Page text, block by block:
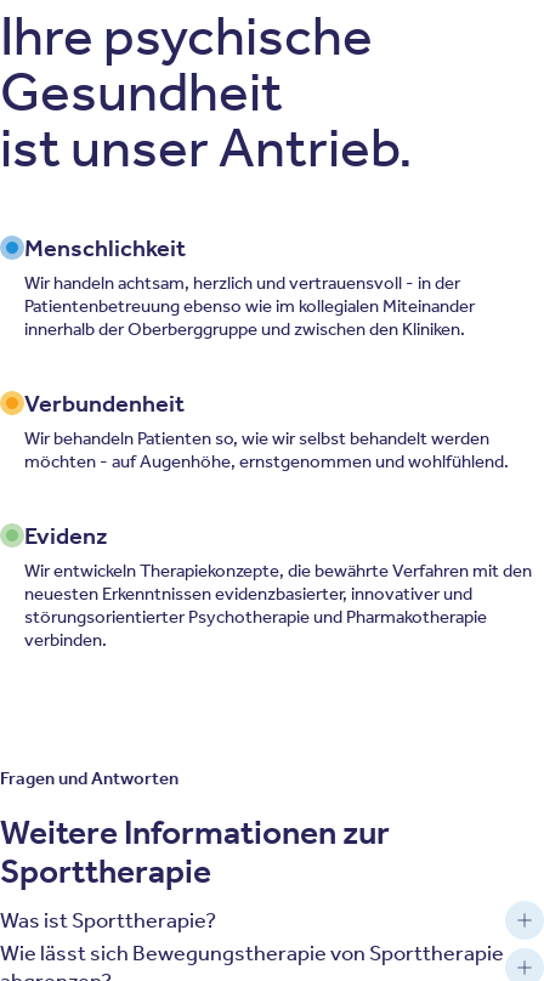
Ihre psychische
Gesundheit
ist unser Antrieb.
Menschlichkeit
Wir handeln achtsam, herzlich und vertrauensvoll - in der
Patientenbetreuung ebenso wie im kollegialen Miteinander
innerhalb der Oberberggruppe und zwischen den Kliniken.
Verbundenheit
Wir behandeln Patienten so, wie wir selbst behandelt werden
möchten - auf Augenhöhe, ernstgenommen und wohlfühlend.
Evidenz
Wir entwickeln Therapiekonzepte, die bewährte Verfahren mit den
neuesten Erkenntnissen evidenzbasierter, innovativer und
störungsorientierter Psychotherapie und Pharmakotherapie
verbinden.
Fragen und Antworten
Weitere Informationen zur
Sporttherapie
Was ist Sporttherapie?
Wie lässt sich Bewegungstherapie von Sporttherapie